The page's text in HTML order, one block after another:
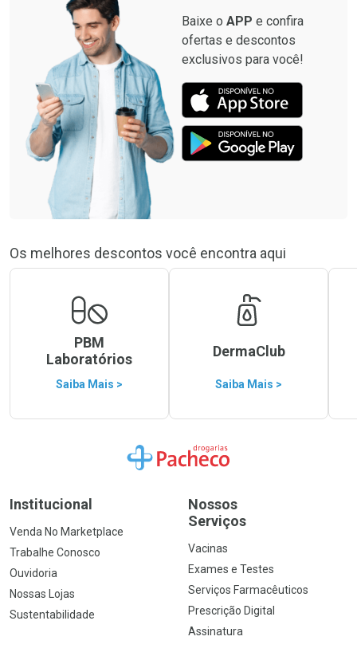
Baixe o APP e confira
ofertas e descontos
exclusivos para você!
Os melhores descontos você encontra aqui
PBM
Laboratórios
Saiba Mais >
DermaClub
Saiba Mais >
Ir para a Home
Institucional
Venda No Marketplace
Trabalhe Conosco
Ouvidoria
Nossas Lojas
Sustentabilidade
Nossos
Serviços
Vacinas
Exames e Testes
Serviços Farmacêuticos
Prescrição Digital
Assinatura